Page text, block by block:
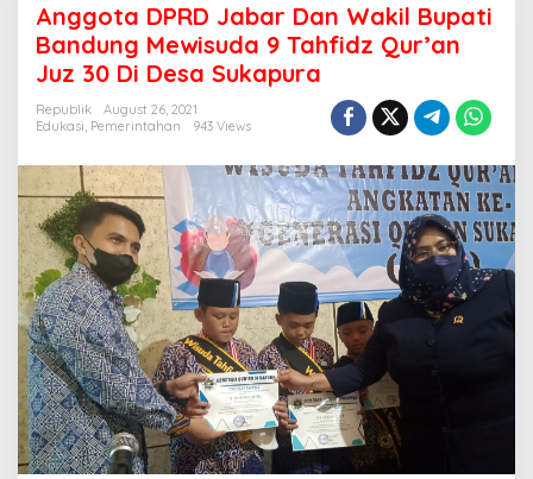
g
g
o
t
a
D
R
J
a
b
a
r
D
a
n
W
a
k
i
l
Anggota DPRD Jabar Dan Wakil Bupati
Bandung Mewisuda 9 Tahfidz Qur’an
Juz 30 Di Desa Sukapura
Republik
August 26, 2021
Edukasi, Pemerintahan 943 Views